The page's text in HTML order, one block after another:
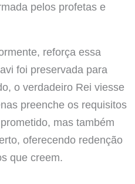
pelos profetas e
reforça essa
foi preservada para
o verdadeiro Rei viesse
preenche os requisitos
mas também
oferecendo redenção
que creem.